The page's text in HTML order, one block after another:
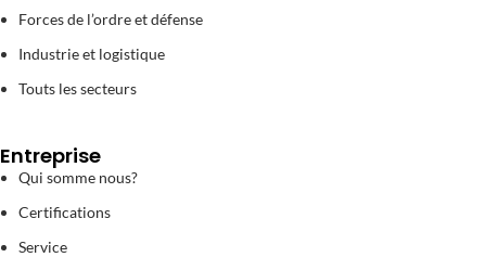
Forces de l’ordre et défense
Industrie et logistique
Touts les secteurs
Entreprise
Qui somme nous?
Certifications
Service